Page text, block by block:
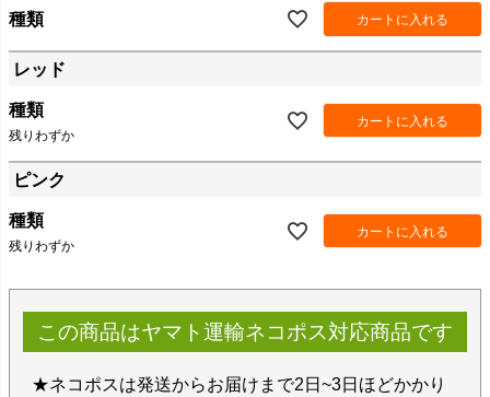
種類 カートに入れる
レッド
種類
残りわずか
カートに入れる
ピンク
種類
残りわずか
カートに入れる
この商品はヤマト運輸ネコポス対応商品です
★ネコポスは発送からお届けまで2日~3日ほどかかり